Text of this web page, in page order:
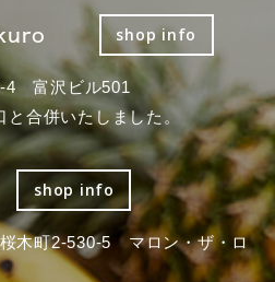
shop info
4 富沢ビル501
合併いたしました。
shop info
木町2-530-5 マロン・ザ・ロ